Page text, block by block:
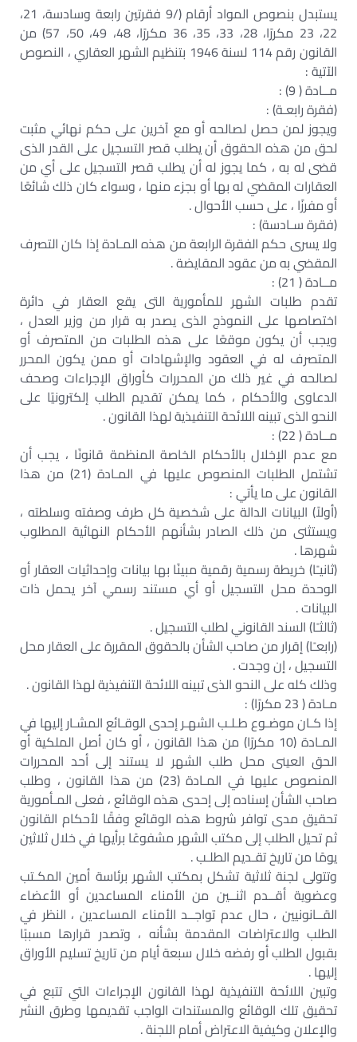
يستبدل بنصوص المواد أرقام (/9 فقرتين رابعة وسادسة، 21،
22، 23 مكررًا، 28، 33، 35، 36 مكررًا، 48، 49، 50، 57) من
القانون رقم 114 لسنة 1946 بتنظيم الشهر العقاري ، النصوص
الآتية :
مــادة ( 9) :
(فقرة رابعـة) :
ويجوز لمن حصل لصالحه أو مع آخرين على حكم نهائي مثبت
لحق من هذه الحقوق أن يطلب قصر التسجيل على القدر الذى
قضى له به ، كما يجوز له أن يطلب قصر التسجيل على أي من
العقارات المقضي له بها أو بجزء منها ، وسواء كان ذلك شائعًا
أو مفرزًا ، على حسب الأحوال .
(فقرة سـادسة) :
ولا يسرى حكم الفقرة الرابعة من هذه المـادة إذا كان التصرف
المقضي به من عقود المقايضة .
مــادة ( 21) :
تقدم طلبات الشهر للمأمورية التى يقع العقار في دائرة
اختصاصها على النموذج الذى يصدر به قرار من وزير العدل ،
ويجب أن يكون موقعًا على هذه الطلبات من المتصرف أو
المتصرف له في العقود والإشهادات أو ممن يكون المحرر
لصالحه في غير ذلك من المحررات كأوراق الإجراءات وصحف
الدعاوى والأحكام ، كما يمكن تقديم الطلب إلكترونيًا على
النحو الذى تبينه اللائحة التنفيذية لهذا القانون .
مــادة ( 22) :
مع عدم الإخلال بالأحكام الخاصة المنظمة قانونًا ، يجب أن
تشتمل الطلبات المنصوص عليها في المـادة (21) من هذا
القانون على ما يأتي :
(أولاً) البيانات الدالة على شخصية كل طرف وصفته وسلطته ،
ويستثنى من ذلك الصادر بشأنهم الأحكام النهائية المطلوب
شهرها .
(ثانيـًا) خريطة رسمية رقمية مبينًا بها بيانات وإحداثيات العقار أو
الوحدة محل التسجيل أو أي مستند رسمي آخر يحمل ذات
البيانات .
(ثالثـًا) السند القانوني لطلب التسجيل .
(رابعـًا) إقرار من صاحب الشأن بالحقوق المقررة على العقار محل
التسجيل ، إن وجدت .
وذلك كله على النحو الذى تبينه اللائحة التنفيذية لهذا القانون .
مـادة ( 23 مكررًا) :
إذا كـان موضـوع طـلـب الشهـر إحدى الوقـائع المشـار إليها في
المـادة (10 مكررًا) من هذا القانون ، أو كان أصل الملكية أو
الحق العينى محل طلب الشهر لا يستند إلى أحد المحررات
المنصوص عليها في المـادة (23) من هذا القانون ، وطلب
صاحب الشأن إسناده إلى إحدى هذه الوقائع ، فعلى المـأمورية
تحقيق مدى توافر شروط هذه الوقائع وفقًا لأحكام القانون
ثم تحيل الطلب إلى مكتب الشهر مشفوعًا برأيها في خلال ثلاثين
يومًا من تاريخ تقـديم الطلـب .
وتتولى لجنة ثلاثية تشكل بمكتب الشهر برئاسة أمين المكـتب
وعضوية أقــدم اثنــين من الأمناء المساعدين أو الأعضاء
القــانونيين ، حال عدم تواجــد الأمناء المساعدين ، النظر في
الطلب والاعتراضات المقدمة بشأنه ، وتصدر قرارها مسببًا
بقبول الطلب أو رفضه خلال سبعة أيام من تاريخ تسليم الأوراق
إليها .
وتبين اللائحة التنفيذية لهذا القانون الإجراءات التي تتبع في
تحقيق تلك الوقائع والمستندات الواجب تقديمها وطرق النشر
والإعلان وكيفية الاعتراض أمام اللجنة .